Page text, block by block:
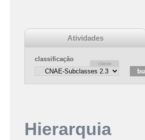
Atividades
classificação
Hierarquia